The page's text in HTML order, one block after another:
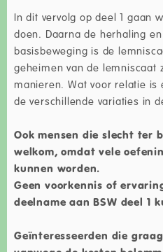
In dit vervolg op deel 1 gaan
doen. Daarna de herhaling
basisbeweging is de
geheimen van de lemniscaat
manieren. Wat voor relatie is
de verschillende variaties in
Ook mensen die slecht ter
welkom, omdat vele
kunnen worden.
Geen voorkennis of
deelname aan BSW deel 1
Geïnteresseerden die